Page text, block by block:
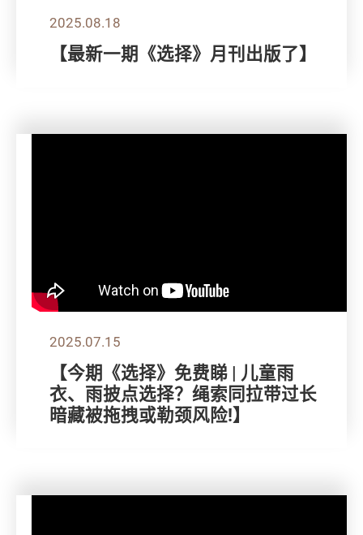
2025.08.18
【最新一期《选择》月刊出版了】
2025.07.15
【今期《选择》免费睇 | 儿童雨
衣、雨披点选择？绳索同拉带过长
暗藏被拖拽或勒颈风险!】